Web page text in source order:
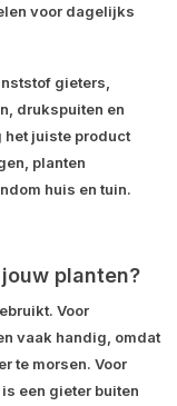
voor dagelijks
gieters,
drukspuiten en
het juiste product
planten
huis en tuin.
planten?
Voor
vaak handig, omdat
te morsen. Voor
een gieter buiten